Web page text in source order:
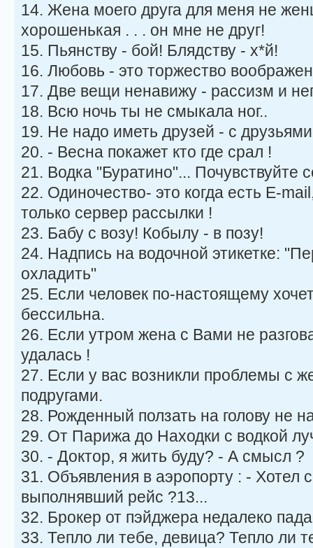
14. Жена моего друга для меня не
хорошенькая . . . он мне не друг!
15. Пьянству - бой! Блядству - х*й!
16. Любовь - это торжество
17. Две вещи ненавижу - рассизм и
18. Всю ночь ты не смыкала ног..
19. Не надо иметь друзей - с
20. - Весна покажет кто где срал !
21. Водка "Буратино"... Почувствуйте
22. Одиночество- это когда есть E-
только сервер рассылки !
23. Бабу с возу! Кобылу - в позу!
24. Надпись на водочной этикетке:
охладить"
25. Eсли человек по-настоящему
бессильна.
26. Если утром жена с Вами не
удалась !
27. Если у вас возникли проблемы с
подругами.
28. Рожденный ползать на голову не
29. От Парижа до Находки с водкой
30. - Доктор, я жить буду? - А смысл ?
31. Объявления в аэропорту : - Хотел
выполнявший рейс ?13...
32. Брокер от пэйджера недалеко
33. Тепло ли тебе, девица? Тепло ли